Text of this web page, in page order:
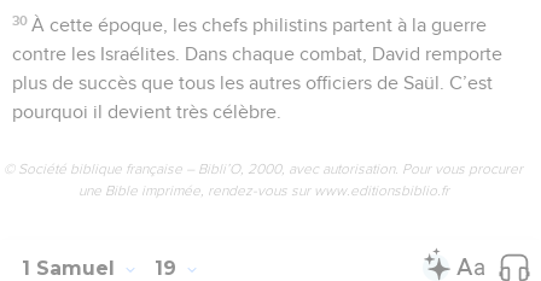
30 À cette époque, les chefs philistins partent à la guerre
contre les Israélites. Dans chaque combat, David remporte
plus de succès que tous les autres officiers de Saül. C’est
pourquoi il devient très célèbre.
© Société biblique française – Bibli’O, 2000, avec autorisation. Pour vous procurer
une Bible imprimée, rendez-vous sur www.editionsbiblio.fr
1 Samuel 19